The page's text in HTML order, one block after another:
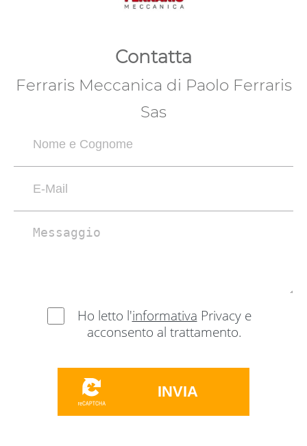
Contatta
Ferraris Meccanica di Paolo Ferraris
Sas
Ho letto l'informativa Privacy e
acconsento al trattamento.
INVIA